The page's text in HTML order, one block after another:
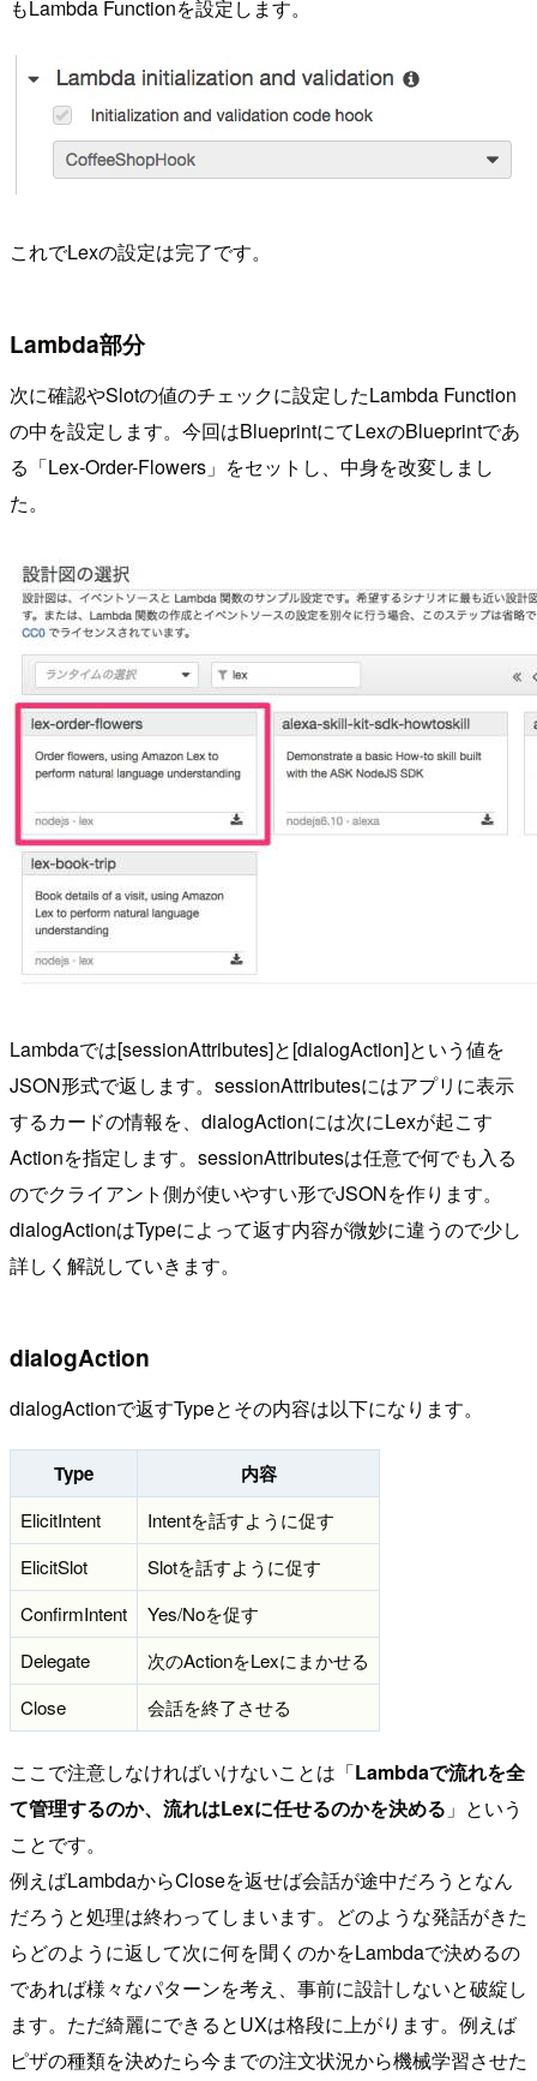
もLambda Functionを設定します。
これでLexの設定は完了です。
Lambda部分
次に確認やSlotの値のチェックに設定したLambda Function
の中を設定します。今回はBlueprintにてLexのBlueprintであ
る「Lex-Order-Flowers」をセットし、中身を改変しまし
た。
Lambdaでは[sessionAttributes]と[dialogAction]という値を
JSON形式で返します。sessionAttributesにはアプリに表示
するカードの情報を、dialogActionには次にLexが起こす
Actionを指定します。sessionAttributesは任意で何でも入る
のでクライアント側が使いやすい形でJSONを作ります。
dialogActionはTypeによって返す内容が微妙に違うので少し
詳しく解説していきます。
dialogAction
dialogActionで返すTypeとその内容は以下になります。
Type 内容
ElicitIntent
Intentを話すように促す
ElicitSlot
Slotを話すように促す
ConfirmIntent
Yes/Noを促す
Delegate
次のActionをLexにまかせる
Close
会話を終了させる
ここで注意しなければいけないことは「Lambdaで流れを全
て管理するのか、流れはLexに任せるのかを決める 」という
ことです。
例えばLambdaからCloseを返せば会話が途中だろうとなん
だろうと処理は終わってしまいます。どのような発話がきた
らどのように返して次に何を聞くのかをLambdaで決めるの
であれば様々なパターンを考え、事前に設計しないと破綻し
ます。ただ綺麗にできるとUXは格段に上がります。例えば
ピザの種類を決めたら今までの注文状況から機械学習させた